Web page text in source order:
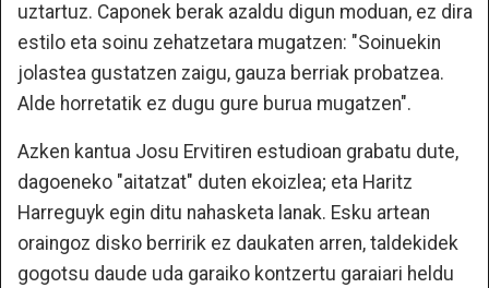
uztartuz. Caponek berak azaldu digun moduan, ez dira
estilo eta soinu zehatzetara mugatzen: "Soinuekin
jolastea gustatzen zaigu, gauza berriak probatzea.
Alde horretatik ez dugu gure burua mugatzen".
Azken kantua Josu Ervitiren estudioan grabatu dute,
dagoeneko "aitatzat" duten ekoizlea; eta Haritz
Harreguyk egin ditu nahasketa lanak. Esku artean
oraingoz disko berririk ez daukaten arren, taldekidek
gogotsu daude uda garaiko kontzertu garaiari heldu